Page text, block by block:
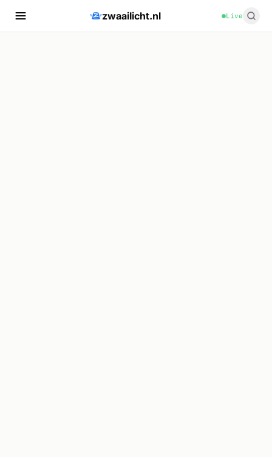
zwaailicht.nl Live